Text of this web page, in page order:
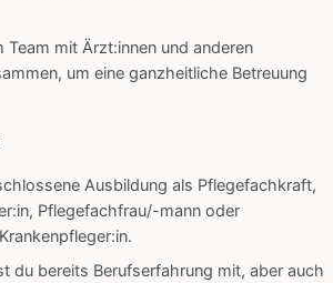
Team mit Ärzt:innen und anderen
um eine ganzheitliche Betreuung
Ausbildung als Pflegefachkraft,
Pflegefachfrau/-mann oder
du bereits Berufserfahrung mit, aber auch